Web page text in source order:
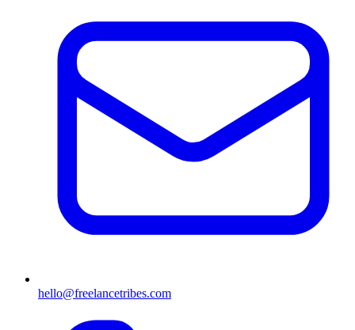
hello@freelancetribes.com